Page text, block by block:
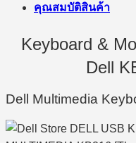
คุณสมบัติสินค้า
Keyboard &
Dell
Dell Multimedia